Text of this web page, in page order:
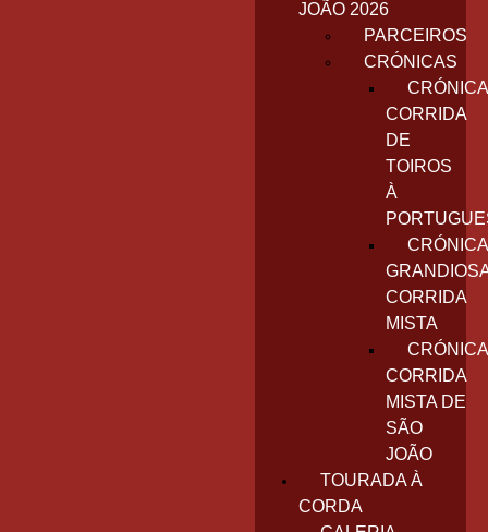
JOÃO 2026
PARCEIROS
CRÓNICAS
CRÓNICA
CORRIDA
DE
TOIROS
À
CRÓNICA
CORRIDA
MISTA
CRÓNICA
CORRIDA
MISTA DE
SÃO
JOÃO
TOURADA À
CORDA